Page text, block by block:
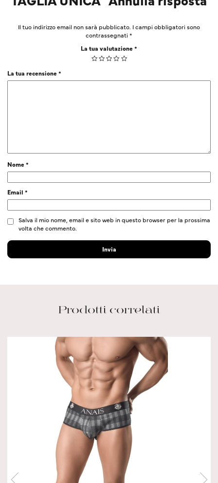
Il tuo indirizzo email non sarà pubblicato. I campi obbligatori sono
contrassegnati*
La tua valutazione*
La tua recensione*
Nome*
Email *
Salva il mio nome, email e sito web in questo browser per la prossima
volta che commento.
Prodotti correlati